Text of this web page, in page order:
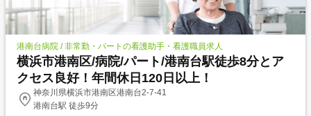
港南台病院 / 非常勤・パートの看護助手・看護職員求人
横浜市港南区/病院/パート/港南台駅徒歩8分とア
クセス良好！年間休日120日以上！
神奈川県横浜市港南区港南台2-7-41
港南台駅 徒歩9分